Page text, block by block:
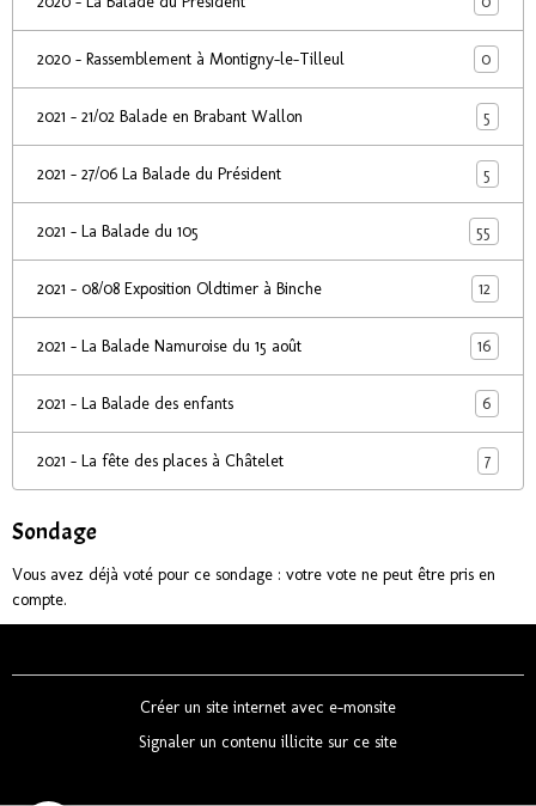
2020 - Rassemblement à Montigny-le-Tilleul 0
2021 - 21/02 Balade en Brabant Wallon 5
2021 - 27/06 La Balade du Président 5
2021 - La Balade du 105 55
2021 - 08/08 Exposition Oldtimer à Binche 12
2021 - La Balade Namuroise du 15 août 16
2021 - La Balade des enfants 6
2021 - La fête des places à Châtelet 7
Sondage
Vous avez déjà voté pour ce sondage : votre vote ne peut être pris en
compte.
Créer un site internet avec e-monsite
Signaler un contenu illicite sur ce site